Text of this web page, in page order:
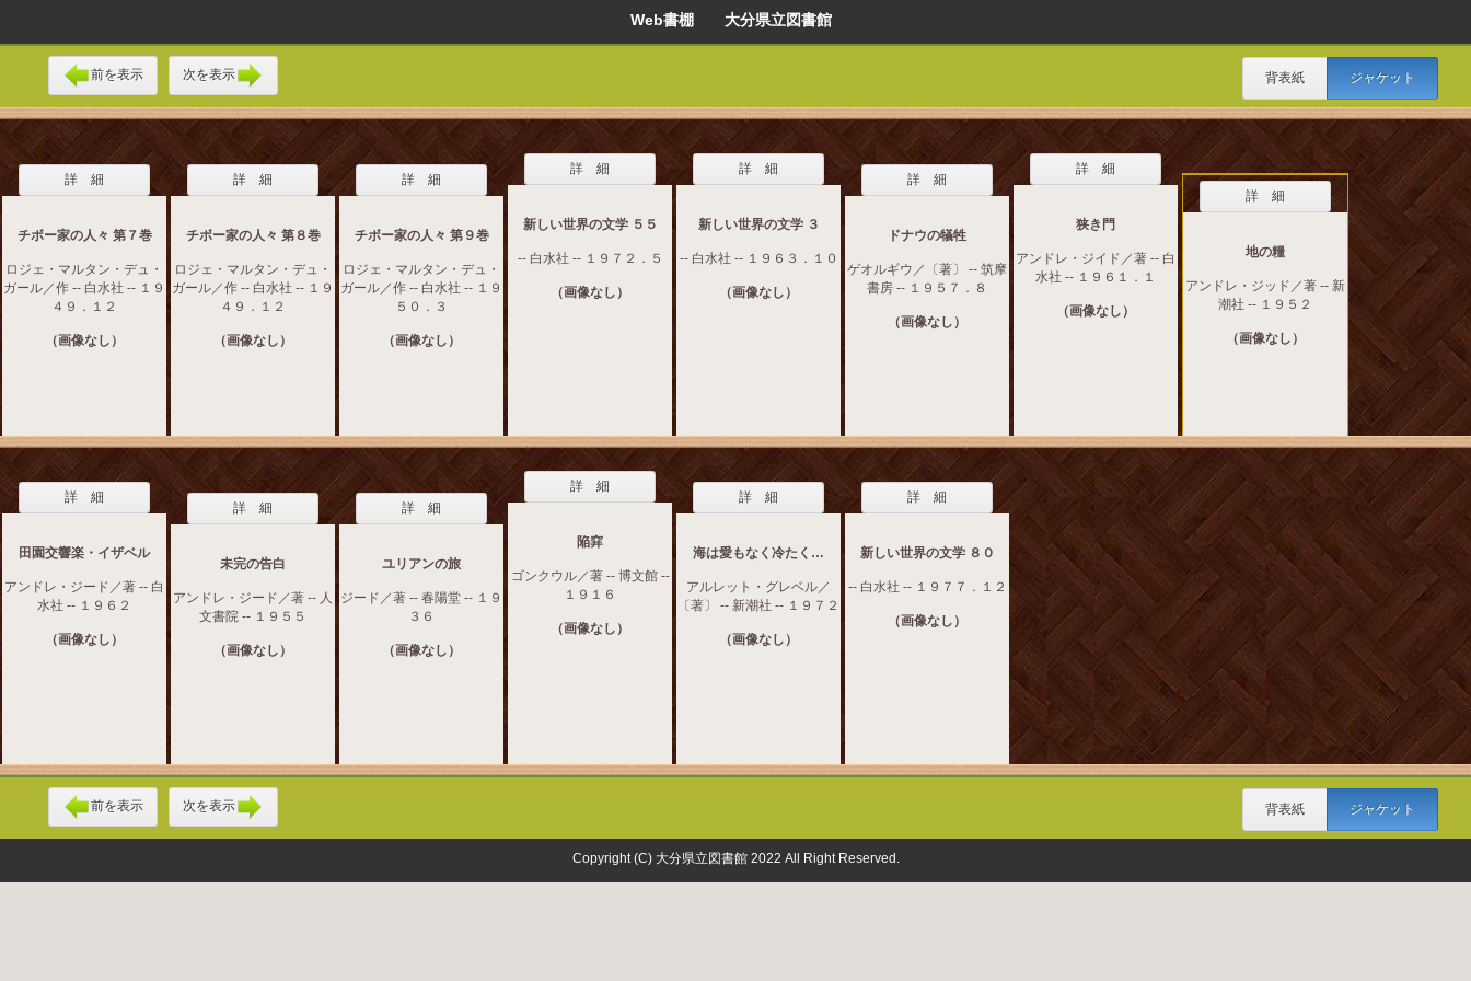
Web書棚 大分県立図書館
前を表示 次を表示 背表紙 ジャケット
詳 細
チボー家の人々 第７巻
ロジェ・マルタン・デュ・
ガール／作 -- 白水社 -- １９
４９．１２
（画像なし）
詳 細
チボー家の人々 第８巻
ロジェ・マルタン・デュ・
ガール／作 -- 白水社 -- １９
４９．１２
（画像なし）
詳 細
チボー家の人々 第９巻
ロジェ・マルタン・デュ・
ガール／作 -- 白水社 -- １９
５０．３
（画像なし）
詳 細
新しい世界の文学 ５５
-- 白水社 -- １９７２．５
（画像なし）
詳 細
新しい世界の文学 ３
-- 白水社 -- １９６３．１０
（画像なし）
詳 細
ドナウの犠牲
ゲオルギウ／〔著〕 -- 筑摩
書房 -- １９５７．８
（画像なし）
詳 細
狭き門
アンドレ・ジイド／著 -- 白
水社 -- １９６１．１
（画像なし）
詳 細
地の糧
アンドレ・ジッド／著 -- 新
潮社 -- １９５２
（画像なし）
詳 細
田園交響楽・イザベル
アンドレ・ジード／著 -- 白
水社 -- １９６２
（画像なし）
詳 細
未完の告白
アンドレ・ジード／著 -- 人
文書院 -- １９５５
（画像なし）
詳 細
ユリアンの旅
ジード／著 -- 春陽堂 -- １９
３６
（画像なし）
詳 細
陥穽
ゴンクウル／著 -- 博文館 --
１９１６
（画像なし）
詳 細
海は愛もなく冷たく…
アルレット・グレベル／
〔著〕 -- 新潮社 -- １９７２
（画像なし）
詳 細
新しい世界の文学 ８０
-- 白水社 -- １９７７．１２
（画像なし）
前を表示 次を表示 背表紙 ジャケット
Copyright (C) 大分県立図書館 2022 All Right Reserved.